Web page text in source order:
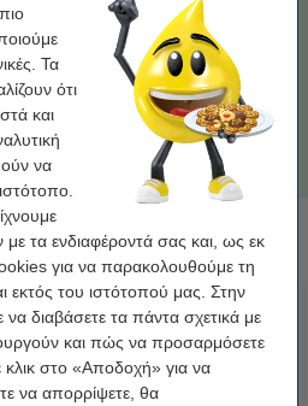
Τα
ότι
και
να
με τα ενδιαφέροντά σας και, ως εκ
για να παρακολουθούμε τη
εκτός του ιστότοπού μας. Στην
να διαβάσετε τα πάντα σχετικά με
και πώς να προσαρμόσετε
κλικ στο «Αποδοχή» για να
να απορρίψετε, θα
Α4, 80gr (500 φύλλα)
της 123ink αντί για το original!
προϊόντα